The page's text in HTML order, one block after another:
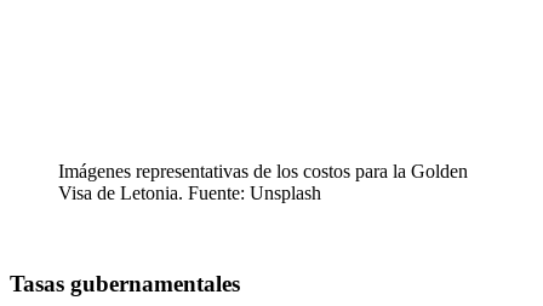
Imágenes representativas de los costos para la Golden
Visa de Letonia. Fuente: Unsplash
Tasas gubernamentales